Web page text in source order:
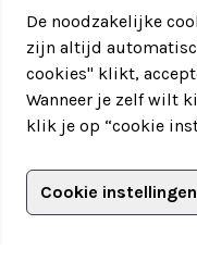
Filter
Adverteren?
Adverteerdersopties
De noodzakelijke
zijn altijd
cookies" klikt,
Wanneer je zelf wilt
klik je op “cookie
Cookie instellingen